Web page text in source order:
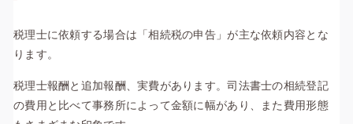
税理士に依頼する場合は「相続税の申告」が主な依頼内容とな
ります。
税理士報酬と追加報酬、実費があります。司法書士の相続登記
の費用と比べて事務所によって金額に幅があり、また費用形態